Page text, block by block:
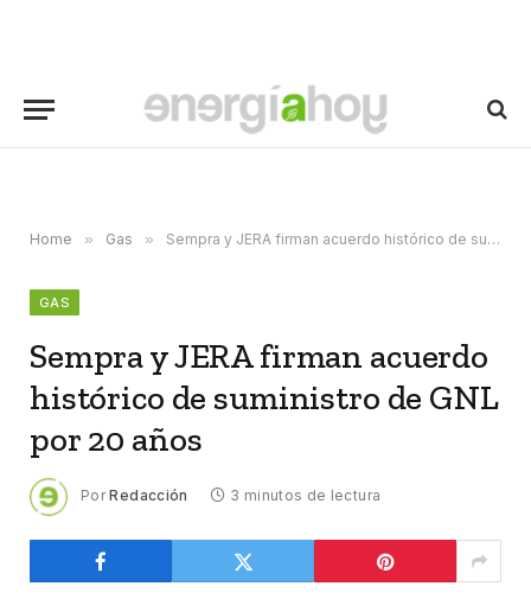
Home » Gas » Sempra y JERA firman acuerdo histórico de suministro de GNL por 20 años
GAS
Sempra y JERA firman acuerdo
histórico de suministro de GNL
por 20 años
Por Redacción 3 minutos de lectura